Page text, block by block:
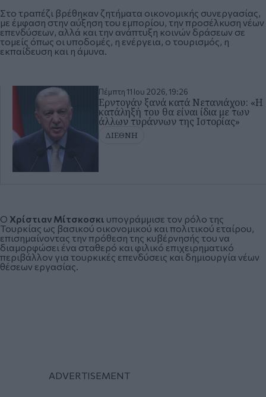
Στο τραπέζι βρέθηκαν ζητήματα οικονομικής συνεργασίας,
με έμφαση στην αύξηση του εμπορίου, την προσέλκυση νέων
επενδύσεων, αλλά και την ανάπτυξη κοινών δράσεων σε
τομείς όπως οι υποδομές, η ενέργεια, ο τουρισμός, η
εκπαίδευση και η άμυνα.
Πέμπτη 11 Ιου 2026, 19:26
Ερντογάν ξανά κατά Νετανιάχου: «Η
κατάληξή του θα είναι ίδια με των
άλλων τυράννων της Ιστορίας»
ΔΙΕΘΝΗ
Ο Χρίστιαν Μίτσκοσκι υπογράμμισε τον ρόλο της
Τουρκίας ως βασικού οικονομικού και πολιτικού εταίρου,
επισημαίνοντας την πρόθεση της κυβέρνησής του να
διαμορφώσει ένα σταθερό και φιλικό επιχειρηματικό
περιβάλλον για τουρκικές επενδύσεις και δημιουργία νέων
θέσεων εργασίας.